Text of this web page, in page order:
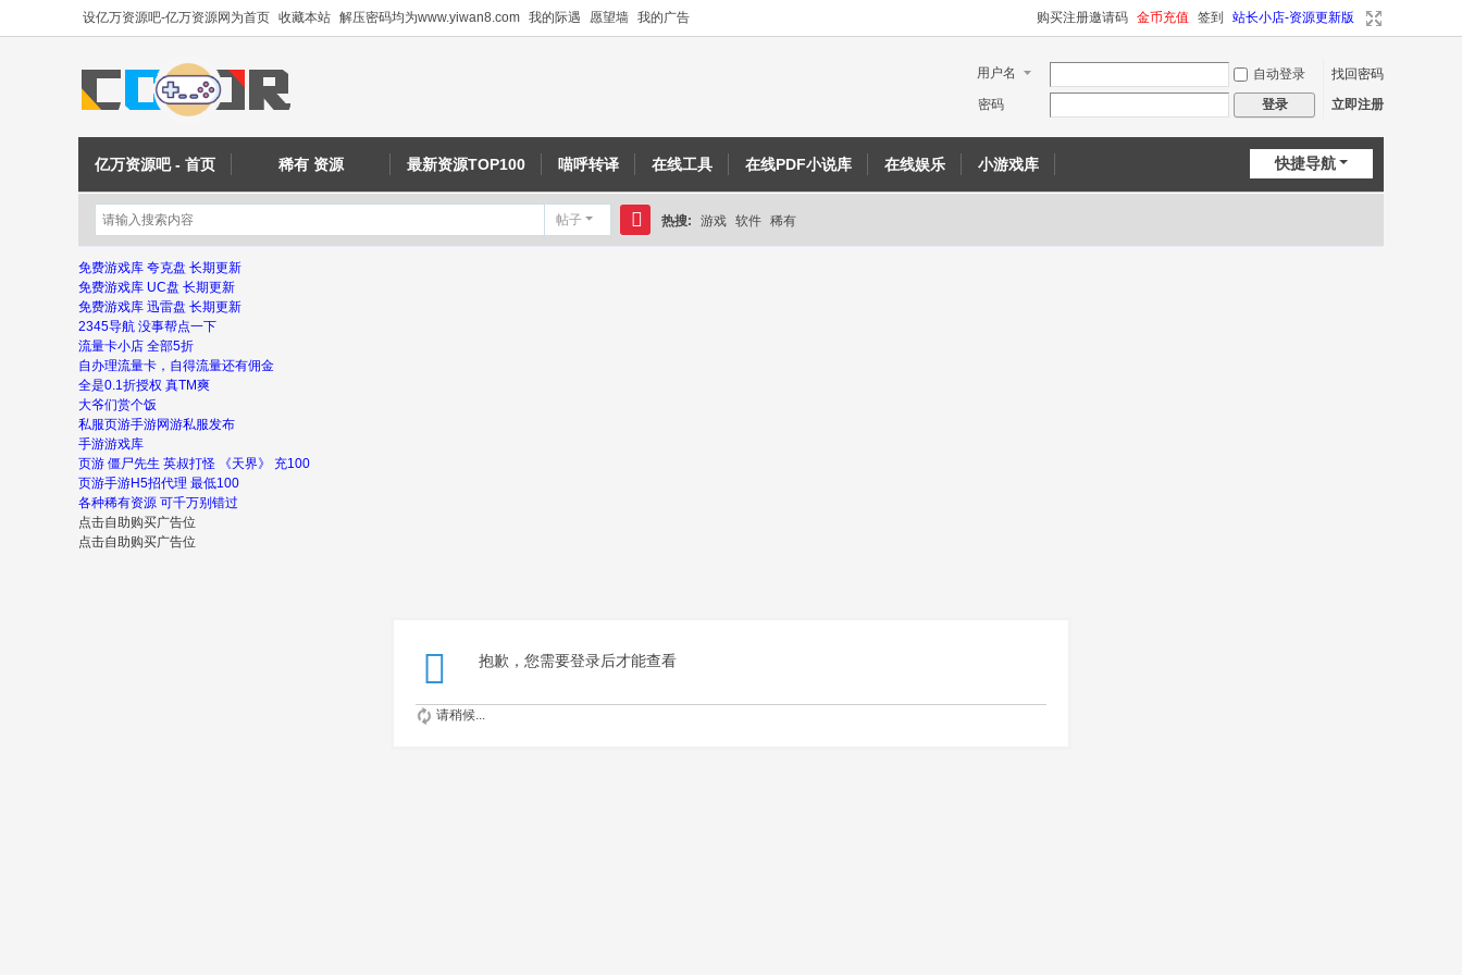
设亿万资源吧-亿万资源网为首页 收藏本站 解压密码均为www.yiwan8.com 我的际遇 愿望墙 我的广告 购买注册邀请码 金币充值 签到 站长小店-资源更新版
用户名 自动登录
找回密码
密码
登录 立即注册
快捷导航
亿万资源吧 - 首页 稀有 资源 最新资源TOP100 喵呼转译 在线工具 在线PDF小说库 在线娱乐 小游戏库
帖子
搜
热搜: 游戏 软件 稀有
免费游戏库 夸克盘 长期更新
免费游戏库 UC盘 长期更新
免费游戏库 迅雷盘 长期更新
2345导航 没事帮点一下
流量卡小店 全部5折
自办理流量卡，自得流量还有佣金
全是0.1折授权 真TM爽
大爷们赏个饭
私服页游手游网游私服发布
手游游戏库
页游 僵尸先生 英叔打怪 《天界》 充100
页游手游H5招代理 最低100
各种稀有资源 可千万别错过
点击自助购买广告位
点击自助购买广告位
抱歉，您需要登录后才能查看
请稍候...